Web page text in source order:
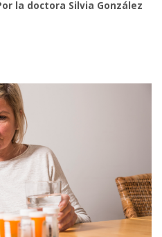
la doctora Silvia González